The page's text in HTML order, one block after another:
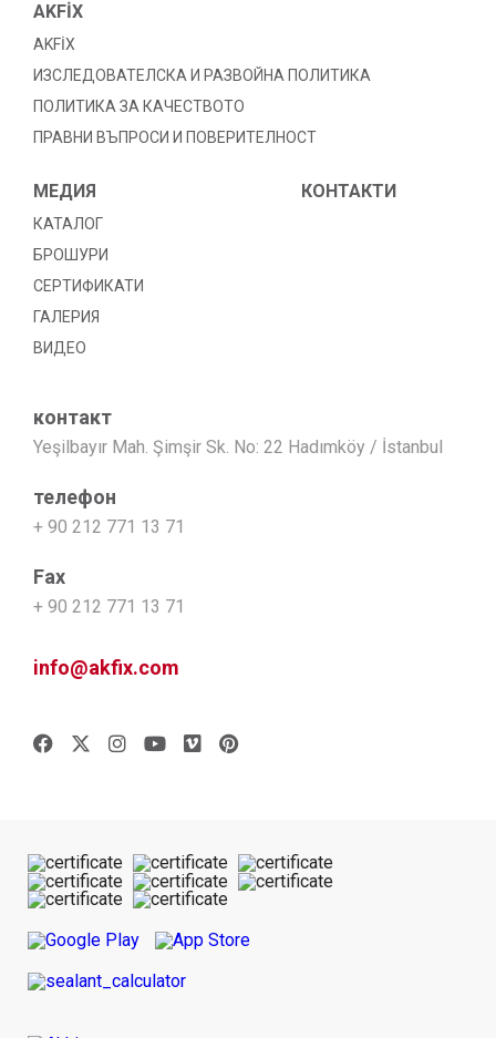
AKFİX
AKFİX
ИЗСЛЕДОВАТЕЛСКА И РАЗВОЙНА ПОЛИТИКА
ПОЛИТИКА ЗА КАЧЕСТВОТО
ПРАВНИ ВЪПРОСИ И ПОВЕРИТЕЛНОСТ
МЕДИЯ
КАТАЛОГ
БРОШУРИ
СЕРТИФИКАТИ
ГАЛЕРИЯ
ВИДЕО
КОНТАКТИ
контакт
Yeşilbayır Mah. Şimşir Sk. No: 22 Hadımköy / İstanbul
телефон
+ 90 212 771 13 71
Fax
+ 90 212 771 13 71
info@akfix.com